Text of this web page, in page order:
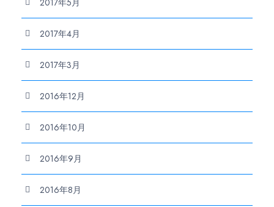
2017年5月
2017年4月
2017年3月
2016年12月
2016年10月
2016年9月
2016年8月